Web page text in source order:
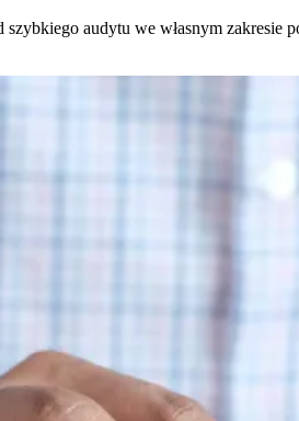
audytu we własnym